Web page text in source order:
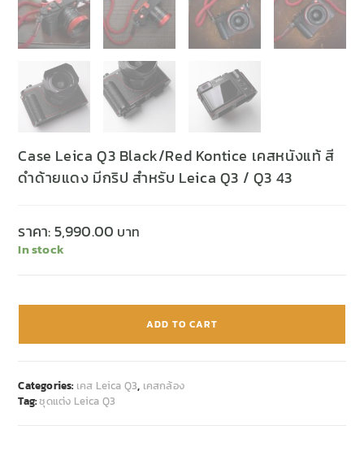
Case Leica Q3 Black/Red Kontice เคสหนังแท้ สี
ดำด้ายแดง มีกริป สำหรับ Leica Q3 / Q3 43
ราคา:5,990.00
In stock
ADD TO CART
Categories: เคส Leica Q3, เคสกล้อง
Tag:ชุดแต่ง Leica Q3